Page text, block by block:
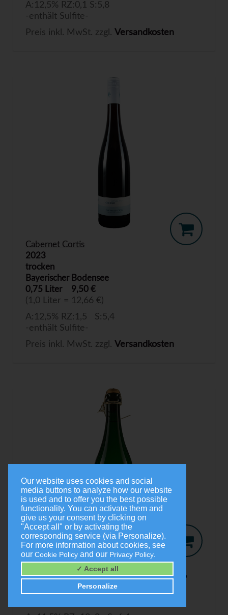
A:12,5% RZ:0,1 S:5,8
-enthält Sulfite-
Preis inkl. MwSt. zzgl. Versandkosten
Cabernet Cortis
2023
trocken
Bayerischer Bodensee
0,75 Liter
9,50 €
(1,0 Liter = 12,66 €)
A:12,5% RZ:1,5 S:5,4
-enthält Sulfite-
Preis inkl. MwSt. zzgl. Versandkosten
Jo-Secco
Trocken
9,00 €
Our website uses cookies and social
media buttons to analyze how our website
is used and to offer you the best possible
functionality. You can activate them and
give us your consent by clicking on
"Accept all" or by activating the
corresponding service (via Personalize).
For more information about cookies, see
our Cookie Policy and our Privacy Policy.
✓ Accept all
Personalize